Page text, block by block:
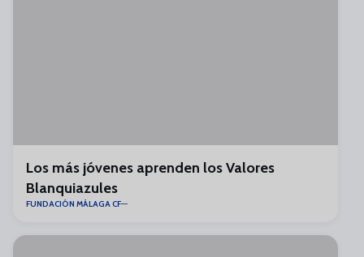
Los más jóvenes aprenden los Valores
Blanquiazules
FUNDACIÓN MÁLAGA CF